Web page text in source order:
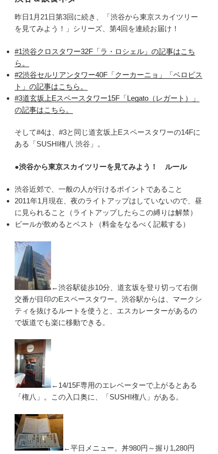
昨日1月21日第3回に続き、「渋谷から東京スカイツリー
を見てみよう！」シリーズ、第4回を連続お届け！
#1渋谷クロスタワー32F「ラ・ロシェル」の記事はこち
ら。
#2渋谷セルリアンタワー40F「クーカーニョ」「ベロビス
ト」の記事はこちら。
#3道玄坂上Eスペースタワー15F「Legato（レガート）」
の記事はこちら。
そして#4は、#3と同じ道玄坂上Eスペースタワーの14Fに
ある「SUSHI権八 渋谷」。
●渋谷から東京スカイツリーを見てみよう！ ルール
渋谷近郊で、一般の人が行けるポイントであること
2011年1月現在、夜のライトアップはしていないので、昼
に見られること（ライトアップしたらこの縛りは解禁）
ビールが飲めるとベスト（料金をなるべく記載する）
←渋谷駅徒歩10分、道玄坂を登り切って右側
交番が目印のEスペースタワー。渋谷駅からは、マークシ
ティを抜けるルートを使うと、エスカレーターがあるの
で坂道でも楽に移動できる。
←14/15F専用のエレベーターで上がるとある
「権八」。この入口奥に、「SUSHI権八」がある。
←平日メニュー。丼980円～握り1,280円